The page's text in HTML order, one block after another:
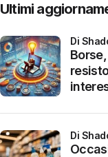
Ultimi
di
di